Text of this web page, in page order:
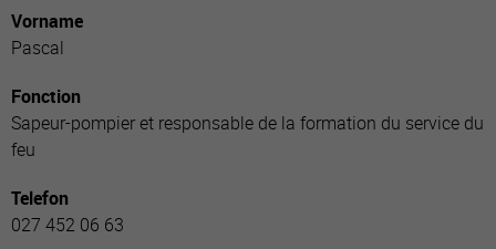
Vorname
Pascal
Fonction
Sapeur-pompier et responsable de la formation du service du
feu
Telefon
027 452 06 63